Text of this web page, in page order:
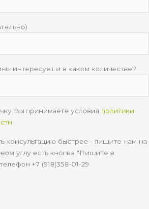
интересует и в каком количестве?
Вы принимаете условия политики
консультацию быстрее - пишите нам на
углу есть кнопка "Пишите в
+7 (918)358-01-29